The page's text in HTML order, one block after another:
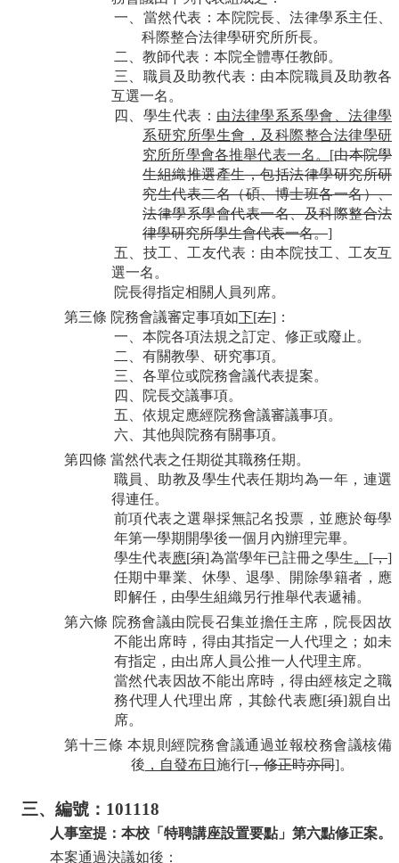
一、當然代表：本院院長、法律學系主任、
科際整合法律學研究所所長。
二、教師代表：本院全體專任教師。
三、職員及助教代表：由本院職員及助教各
互選一名。
四、學生代表： 由法律學系系學會、法律學
系研究所學生會，及科際整合法律學研
究所所學會各推舉代表一名。 [由本院學
生組織推選產生，包括法律學研究所研
究生代表二名（碩、博士班各一名）、
法律學系學會代表一名、及科際整合法
律學研究所學生會代表一名。]
五、技工、工友代表：由本院技工、工友互
選一名。
院長得指定相關人員列席。
第三條 院務會議審定事項如下[左] ：
一、本院各項法規之訂定、修正或廢止。
二、有關教學、研究事項。
三、各單位或院務會議代表提案。
四、院長交議事項。
五、依規定應經院務會議審議事項。
六、其他與院務有關事項。
第四條 當然代表之任期從其職務任期。
職員、助教及學生代表任期均為一年 ，連選
得連任。
前項代表之選舉採無記名投票，並應於每學
年第一學期開學後一個月內辦理完畢。
學生代表應[須]為當學年已註冊之學生。 [，]
任期中畢業、休學、退學、開除學籍者，應
即解任，由學生組織另行推舉代表遞補。
第六條 院務會議由院長召集並擔任主席，院長因故
不能出席時，得由其指定一人代理之；如未
有指定，由出席人員公推一人代理主席。
當然代表因故不能出席時，得由經核定之職
務代理人代理出席，其餘代表應[須]親自出
席。
第十三條 本規則經院務會議通過並報校務會議核備
後 ，自發布日 施行[，修正時亦同]。
三、編號： 101118
人事室提：本校「特聘講座設置要點」 第六點修正案。
本案通過決議如後：